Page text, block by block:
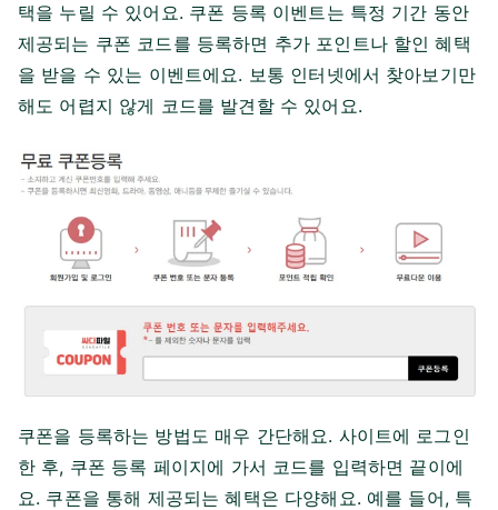
택을 누릴 수 있어요. 쿠폰 등록 이벤트는 특정 기간 동안
제공되는 쿠폰 코드를 등록하면 추가 포인트나 할인 혜택
을 받을 수 있는 이벤트에요. 보통 인터넷에서 찾아보기만
해도 어렵지 않게 코드를 발견할 수 있어요.
쿠폰을 등록하는 방법도 매우 간단해요. 사이트에 로그인
한 후, 쿠폰 등록 페이지에 가서 코드를 입력하면 끝이에
요. 쿠폰을 통해 제공되는 혜택은 다양해요. 예를 들어, 특